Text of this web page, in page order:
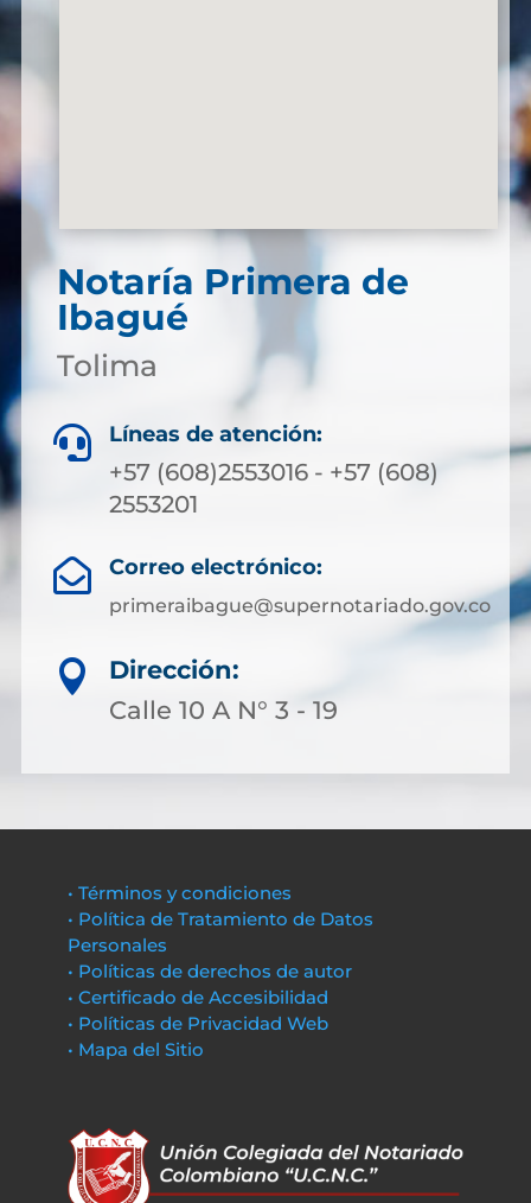
Notaría Primera de
Ibagué
Tolima
 Líneas de atención:
+57 (608)2553016 - +57 (608)
2553201
 Correo electrónico:
primeraibague@supernotariado.gov.co

Dirección:
Calle 10 A N° 3 - 19
• Términos y condiciones
• Política de Tratamiento de Datos
Personales
• Políticas de derechos de autor
• Certificado de Accesibilidad
• Políticas de Privacidad Web
• Mapa del Sitio